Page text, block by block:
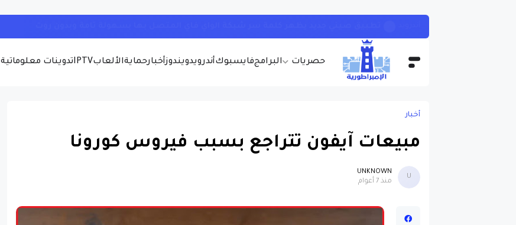
حصريات البرامجفايسبوكأندرويدويندوزأخبارحمايةالألعابIPTVتدوينات معلوماتية
أخبار
مبيعات آيفون تتراجع بسبب فيروس كورونا
U
UNKNOWN
منذ 7 أعوام